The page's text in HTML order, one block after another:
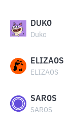
DUKO
Duko
ELIZAOS
ELIZAOS
SAROS
SAROS